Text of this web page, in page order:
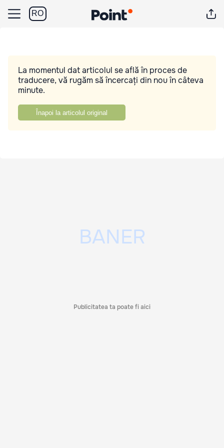
RO
La momentul dat articolul se află în proces de
traducere, vă rugăm să încercați din nou în câteva
minute.
Înapoi la articolul original
Publicitatea ta poate fi aici